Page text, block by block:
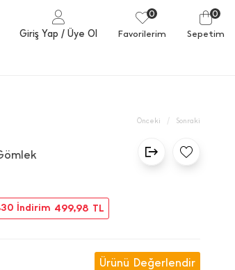
Giriş Yap / Üye Ol
0
Favorilerim
0
Sepetim
Önceki / Sonraki
İndirim 499,98 TL
Ürünü Değerlendir